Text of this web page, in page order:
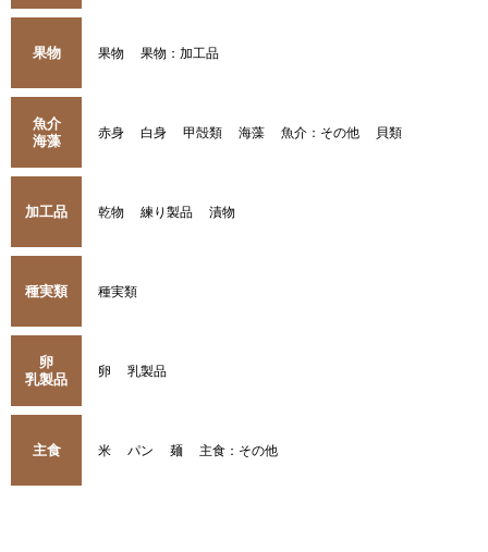
果物 果物 果物：加工品
魚介
海藻
赤身 白身 甲殻類 海藻 魚介：その他 貝類
加工品 乾物 練り製品 漬物
種実類 種実類
卵
乳製品
卵 乳製品
主食 米 パン 麺 主食：その他